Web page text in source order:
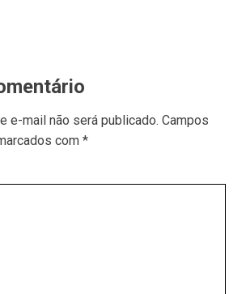
e-mail não será publicado. Campos
com *